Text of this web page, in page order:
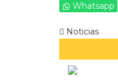
Whatsapp
Noticias